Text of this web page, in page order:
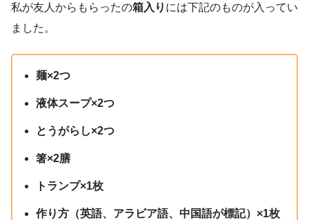
私が友人からもらったの箱入り には下記のものが入ってい
ました。
麺×2つ
液体スープ×2つ
とうがらし×2つ
箸×2膳
トランプ×1枚
作り方（英語、アラビア語、中国語が標記）×1枚